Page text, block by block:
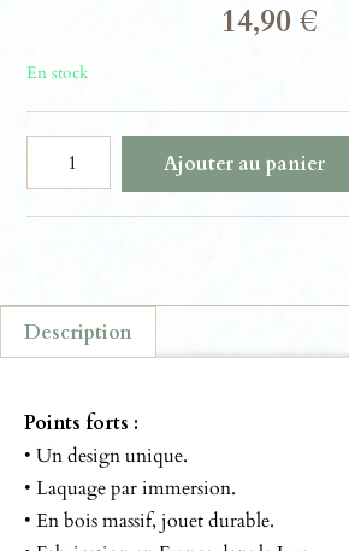
14,90 €
En stock
Ajouter au panier
Description
Points forts :
• Un design unique.
• Laquage par immersion.
• En bois massif, jouet durable.